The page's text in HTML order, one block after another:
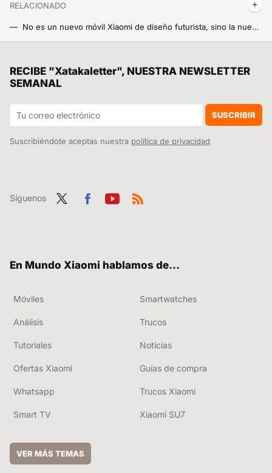
RELACIONADO
No es un nuevo móvil Xiaomi de diseño futurista, sino la nueva y preciosa Power Bank de Xiaomi
La forma más rápida de saber si tu móvil es candidato a recibir HyperOS 3 es gracias a esta app
RECIBE "Xatakaletter", NUESTRA NEWSLETTER
SEMANAL
SUSCRIBIR
Suscribiéndote aceptas nuestra política de privacidad
Síguenos
En Mundo Xiaomi hablamos de...
Móviles Smartwatches
Análisis Trucos
Tutoriales Noticias
Ofertas Xiaomi Guías de compra
Whatsapp Trucos Xiaomi
Smart TV Xiaomi SU7
VER MÁS TEMAS